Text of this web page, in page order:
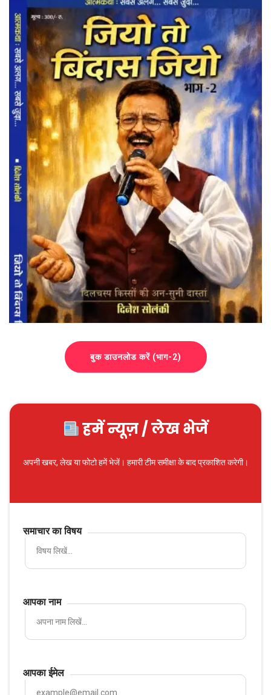
बुक डाउनलोड करें (भाग-2)
हमें न्यूज़ / लेख भेजें
अपनी खबर, लेख या फोटो हमें भेजें। हमारी टीम समीक्षा के बाद प्रकाशित करेगी।
समाचार का विषय
आपका नाम
आपका ईमेल